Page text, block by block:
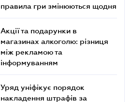
правила гри змінюються щодня
Акції та подарунки в
магазинах алкоголю: різниця
між рекламою та
інформуванням
Уряд уніфікує порядок
накладення штрафів за